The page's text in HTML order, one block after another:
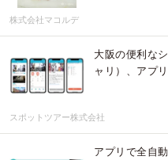
株式会社マコルデ
大阪の便利な
ャリ）、アプ
スポットツアー株式会社
アプリで全自